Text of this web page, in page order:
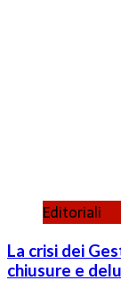
Editoriali
La crisi dei
chiusure e